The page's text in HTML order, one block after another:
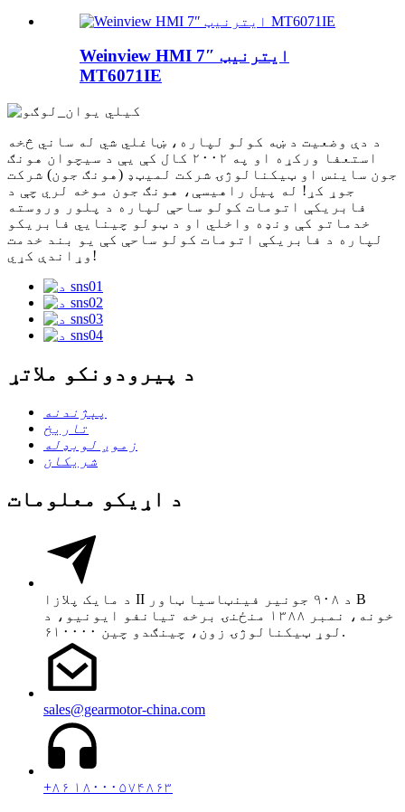
Weinview HMI 7″ ایترنیټ
MT6071IE
د دې وضعیت د ښه کولو لپاره، ښاغلي شي له ساني څخه
استعفا ورکړه او په ۲۰۰۲ کال کې یې د سیچوان هونګ
جون ساینس او ​​ټیکنالوژۍ شرکت لمیټډ (هونګ جون) شرکت
جوړ کړ! له پیل راهیسې، هونګ جون موخه لري چې د
فابریکې اتومات کولو ساحې لپاره د پلور وروسته
خدماتو کې ونډه واخلي او د ټولو چینایي فابریکو
لپاره د فابریکې اتومات کولو ساحې کې یو بند خدمت
وړاندې کړي!
د پیرودونکو ملاتړ
پېژندنه
تاریخ
زموږ لوبډله
شریکان
د اړیکو معلومات
د مایک پلازا II د ۹۰۸ جونیر فینټاسیا ټاور B
خونه، نمبر ۱۳۸۸ منځنۍ برخه تیانفو ایونیو، د
لوړ ټیکنالوژۍ زون، چینګدو چین ۶۱۰۰۰۰.
sales@gearmotor-china.com
+۸۶ ۱۸۰۰۰۵۷۴۸۶۳